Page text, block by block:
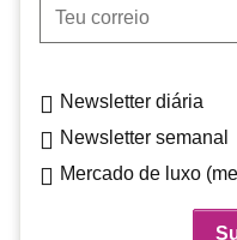
Teu correio
Newsletter diária
Newsletter semanal
Mercado de luxo